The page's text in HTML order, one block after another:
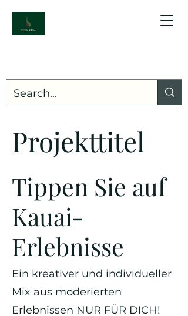
Projekttitel
Tippen Sie auf
Kauai-
Erlebnisse
Ein kreativer und individueller
Mix aus moderierten
Erlebnissen NUR FÜR DICH!